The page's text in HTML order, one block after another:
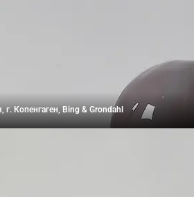
Копенгаген, Bing & Grondahl